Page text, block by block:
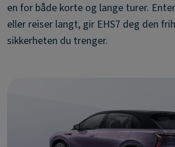
en for både korte og lange turer.
eller reiser langt, gir EHS7 deg den
sikkerheten du trenger.